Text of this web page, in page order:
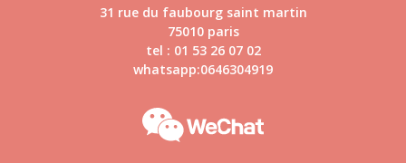
31 rue du faubourg saint martin
75010 paris
tel : 01 53 26 07 02
whatsapp:0646304919